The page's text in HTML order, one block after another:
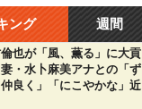
ング 週間
也が「風、薫る」に大貢
・水卜麻美アナとの「ず
良く」「にこやかな」近